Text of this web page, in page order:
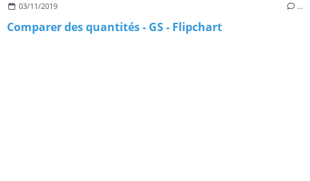
03/11/2019 …
Comparer des quantités - GS - Flipchart